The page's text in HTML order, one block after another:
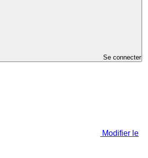
Se connecter
Modifier le